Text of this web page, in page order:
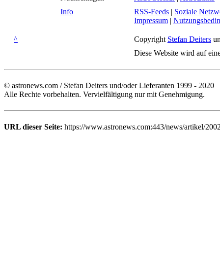
Info
RSS-Feeds | Soziale
Impressum |
^ Copyright Stefan Deiters
Diese Website wird auf
© astronews.com / Stefan Deiters und/oder Lieferanten 1999 - 2020
Alle Rechte vorbehalten. Vervielfältigung nur mit Genehmigung.
URL dieser Seite: https://www.astronews.com:443/news/artikel/